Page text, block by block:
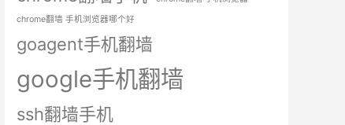
chrome翻墙 手机浏览器哪个好
goagent手机翻墙
google手机翻墙
ssh翻墙手机